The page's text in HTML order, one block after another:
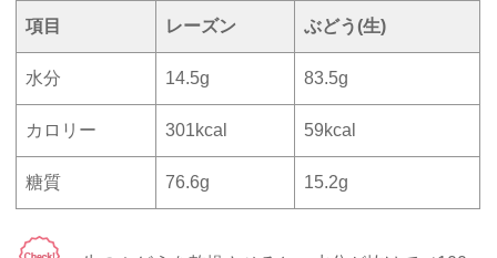
項目 レーズン ぶどう(生)
水分 14.5g 83.5g
カロリー 301kcal 59kcal
糖質 76.6g 15.2g